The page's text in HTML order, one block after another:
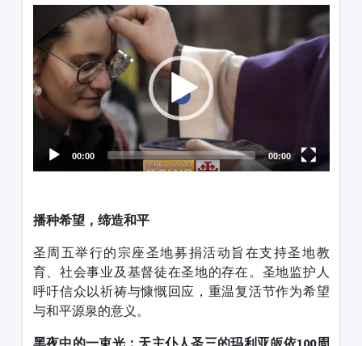
Player
00:00 00:00
播种希望，缔造和平
圣周五举行的宗座圣地募捐活动旨在支持圣地教
育、社会事业及基督徒在圣地的存在。圣地监护人
呼吁信众以祈祷与慷慨回应，重温复活节作为希望
与和平源泉的意义。